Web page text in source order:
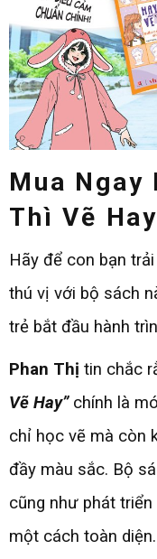
Mua Ngay
Thì Vẽ
Hãy để con bạn
thú vị với bộ sách
trẻ bắt đầu hành
Phan Thị tin chắc
Vẽ Hay”chính là
chỉ học vẽ mà còn
đầy màu sắc. Bộ
cũng như phát
một cách toàn